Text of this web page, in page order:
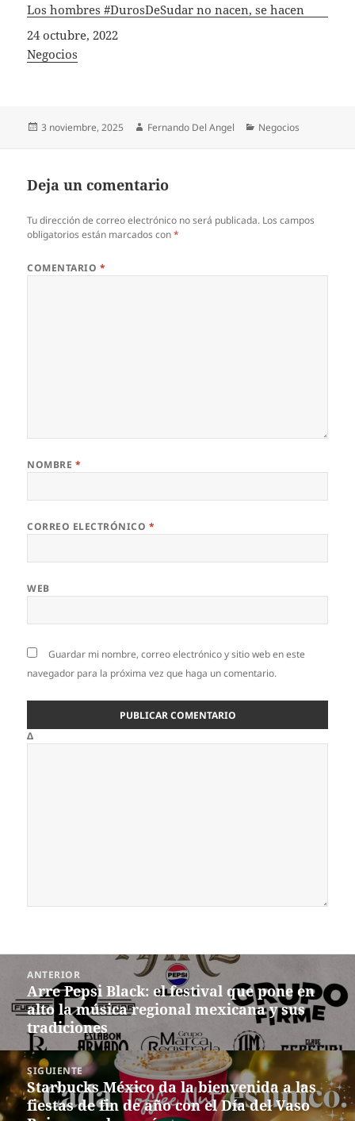
Los hombres #DurosDeSudar no nacen, se hacen
Fecha
24 octubre, 2022
In relation to
Negocios
Publicado
3 noviembre, 2025 Autor
Fernando Del Angel Categorías
Negocios
Deja un comentario
Tu dirección de correo electrónico no será publicada. Los campos
obligatorios están marcados con*
COMENTARIO *
NOMBRE *
CORREO ELECTRÓNICO *
WEB
Guardar mi nombre, correo electrónico y sitio web en este
navegador para la próxima vez que haga un comentario.
Δ
entradas
ANTERIOR
Entrada
anterior:
Arre Pepsi Black: el festival que pone en
alto la música regional mexicana y sus
tradiciones
SIGUIENTE
Siguiente
entrada:
Starbucks México da la bienvenida a las
fiestas de fin de año con el Día del Vaso